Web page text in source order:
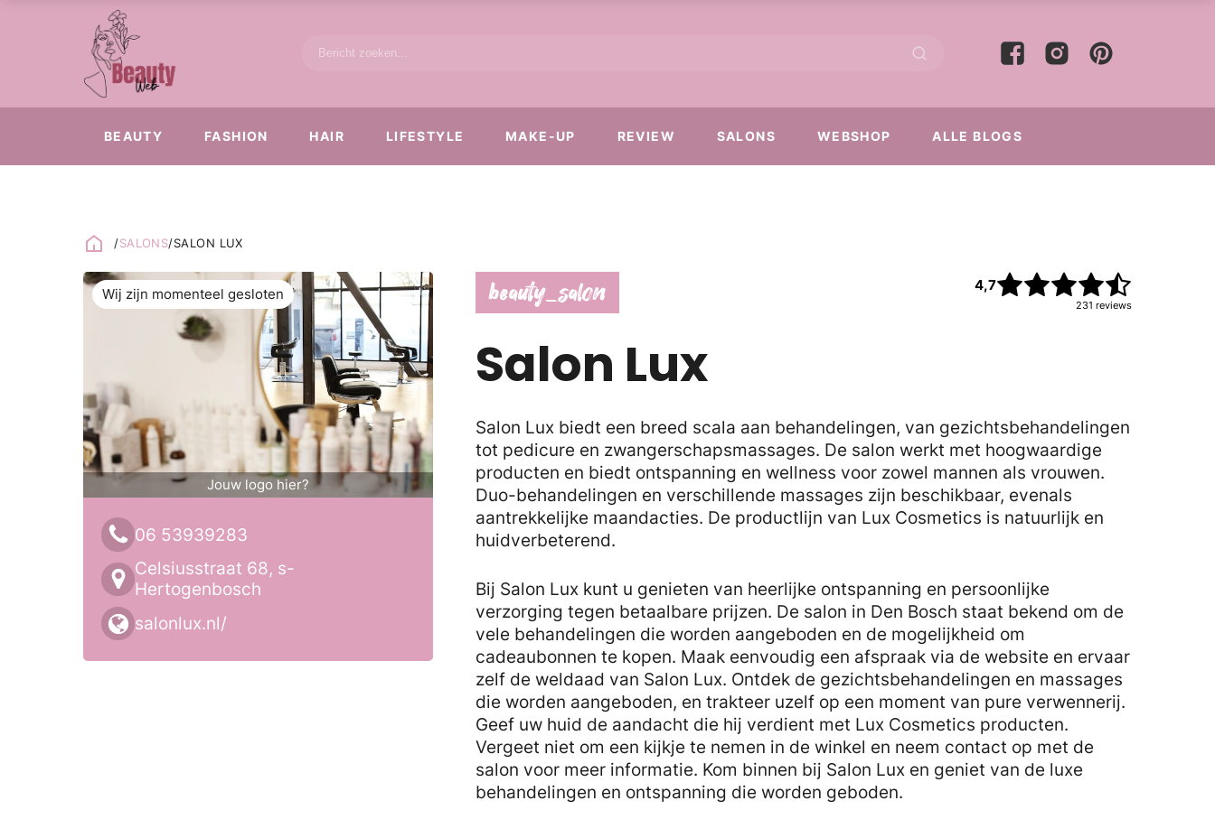
BEAUTY FASHION HAIR LIFESTYLE MAKE-UP REVIEW SALONS WEBSHOP ALLE BLOGS
/SALONS/SALON LUX
Jouw logo hier?
Wij zijn momenteel gesloten
06 53939283
Celsiusstraat 68, s-
Hertogenbosch
salonlux.nl/
beauty_salon
Salon Lux
Salon Lux biedt een breed scala aan behandelingen, van gezichtsbehandelingen
tot pedicure en zwangerschapsmassages. De salon werkt met hoogwaardige
producten en biedt ontspanning en wellness voor zowel mannen als vrouwen.
Duo-behandelingen en verschillende massages zijn beschikbaar, evenals
aantrekkelijke maandacties. De productlijn van Lux Cosmetics is natuurlijk en
huidverbeterend.
Bij Salon Lux kunt u genieten van heerlijke ontspanning en persoonlijke
verzorging tegen betaalbare prijzen. De salon in Den Bosch staat bekend om de
vele behandelingen die worden aangeboden en de mogelijkheid om
cadeaubonnen te kopen. Maak eenvoudig een afspraak via de website en ervaar
zelf de weldaad van Salon Lux. Ontdek de gezichtsbehandelingen en massages
die worden aangeboden, en trakteer uzelf op een moment van pure verwennerij.
Geef uw huid de aandacht die hij verdient met Lux Cosmetics producten.
Vergeet niet om een kijkje te nemen in de winkel en neem contact op met de
salon voor meer informatie. Kom binnen bij Salon Lux en geniet van de luxe
behandelingen en ontspanning die worden geboden.
4,7
231 reviews